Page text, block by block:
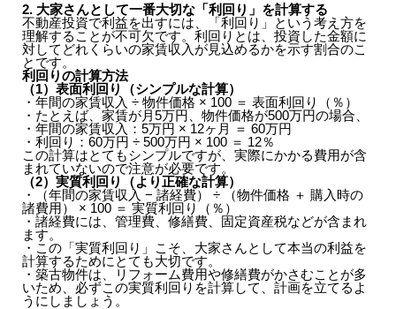
2. 大家さんとして一番大切な「利回り」を計算する
不動産投資で利益を出すには、「利回り」という考え方を
理解することが不可欠です。利回りとは、投資した金額に
対してどれくらいの家賃収入が見込めるかを示す割合のこ
とです。
利回りの計算方法
（1）表面利回り（シンプルな計算）
・年間の家賃収入 ÷ 物件価格 × 100 ＝ 表面利回り（％）
・たとえば、家賃が月5万円、物件価格が500万円の場合、
・年間の家賃収入：5万円 × 12ヶ月 ＝ 60万円
・利回り：60万円 ÷ 500万円 × 100 ＝ 12％
この計算はとてもシンプルですが、実際にかかる費用が含
まれていないので注意が必要です。
（2）実質利回り（より正確な計算）
・（年間の家賃収入 − 諸経費） ÷ （物件価格 ＋ 購入時の
諸費用） × 100 ＝ 実質利回り（％）
・諸経費には、管理費、修繕費、固定資産税などが含まれ
ます。
・この「実質利回り」こそ、大家さんとして本当の利益を
計算するためにとても大切です。
・築古物件は、リフォーム費用や修繕費がかさむことが多
いため、必ずこの実質利回りを計算して、計画を立てるよ
うにしましょう。